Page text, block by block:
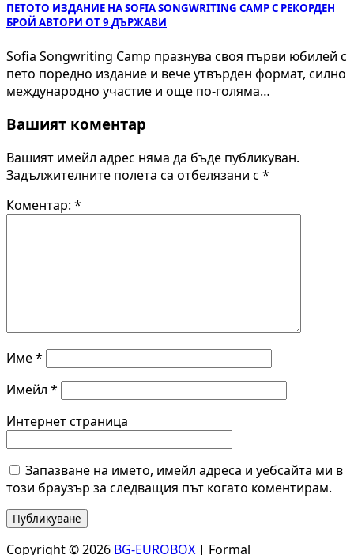
ПЕТОТО ИЗДАНИЕ НА SOFIA SONGWRITING CAMP С РЕКОРДЕН
БРОЙ АВТОРИ ОТ 9 ДЪРЖАВИ
Sofia Songwriting Camp празнува своя първи юбилей с
пето поредно издание и вече утвърден формат, силно
международно участие и още по-голяма…
Вашият коментар
Вашият имейл адрес няма да бъде публикуван.
Задължителните полета са отбелязани с *
Коментар: *
Име*
Имейл *
Интернет страница
Запазване на името, имейл адреса и уебсайта ми в
този браузър за следващия път когато коментирам.
Copyright © 2026 BG-EUROBOX | Formal